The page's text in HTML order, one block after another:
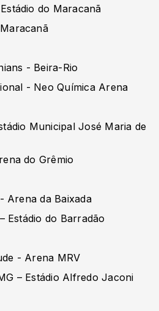
do Maracanã
- Beira-Rio
- Neo Química Arena
Municipal José Maria de
do Grêmio
Arena da Baixada
Estádio do Barradão
- Arena MRV
– Estádio Alfredo Jaconi